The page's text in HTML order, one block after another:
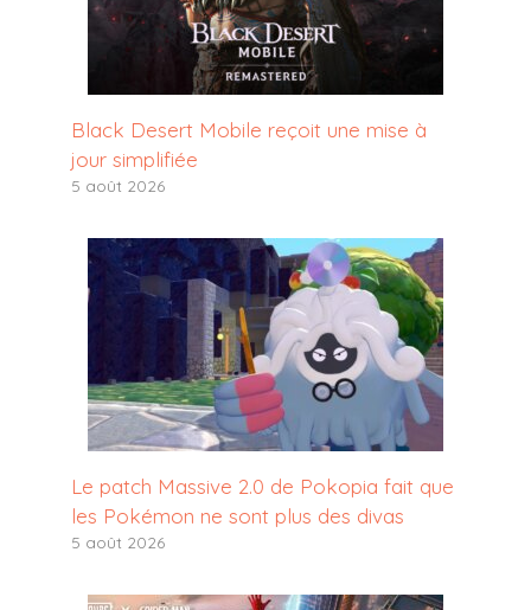
Black Desert Mobile reçoit une mise à
jour simplifiée
5 août 2026
Le patch Massive 2.0 de Pokopia fait que
les Pokémon ne sont plus des divas
5 août 2026